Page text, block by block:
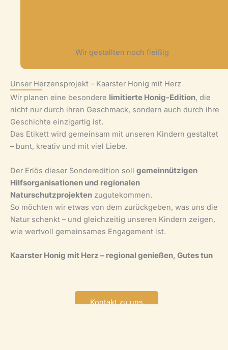
Unser Herzensprojekt – Kaarster Honig mit Herz
Wir planen eine besondere limitierte Honig-Edition, die
nicht nur durch ihren Geschmack, sondern auch durch ihre
Geschichte einzigartig ist.
Das Etikett wird gemeinsam mit unseren Kindern gestaltet
– bunt, kreativ und mit viel Liebe.
Der Erlös dieser Sonderedition soll gemeinnützigen
Hilfsorganisationen und regionalen
Naturschutzprojekten zugutekommen.
So möchten wir etwas von dem zurückgeben, was uns die
Natur schenkt – und gleichzeitig unseren Kindern zeigen,
wie wertvoll gemeinsames Engagement ist.
Kaarster Honig mit Herz – regional genießen, Gutes tun
Kontakt zu uns
Wir gestallten noch fleißig